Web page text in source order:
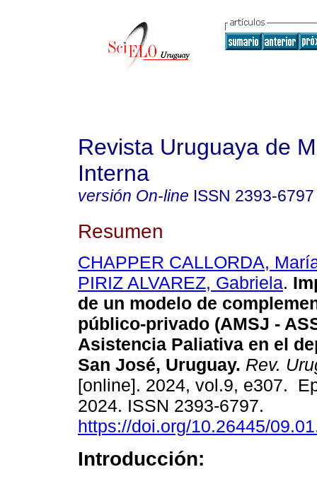
Revista Uruguaya de
Interna
versión On-line ISSN 2393-6797
Resumen
CHAPPER CALLORDA,
PIRIZ ALVAREZ, Gabriela.
de un modelo de
público-privado (AMSJ -
Asistencia Paliativa en el
San José, Uruguay. Rev.
[online]. 2024, vol.9, e307.
2024. ISSN 2393-6797.
https://doi.org/10.26445/
Introducción: